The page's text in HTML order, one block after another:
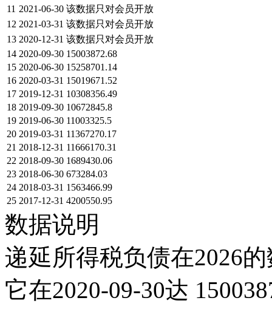
11 2021-06-30 该数据只对会员开放
12 2021-03-31 该数据只对会员开放
13 2020-12-31 该数据只对会员开放
14 2020-09-30 15003872.68
15 2020-06-30 15258701.14
16 2020-03-31 15019671.52
17 2019-12-31 10308356.49
18 2019-09-30 10672845.8
19 2019-06-30 11003325.5
20 2019-03-31 11367270.17
21 2018-12-31 11666170.31
22 2018-09-30 1689430.06
23 2018-06-30 673284.03
24 2018-03-31 1563466.99
25 2017-12-31 4200550.95
数据说明
递延所得税负债在2026
它在2020-09-30达